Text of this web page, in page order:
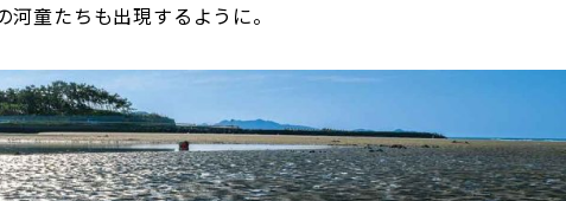
河童たちも出現するように。